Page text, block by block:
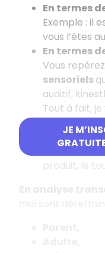
JE
En termes
Exemple : il
vous l’êtes
En termes
Vous
sensoriels
auditif,
Tout à fait,
Si j’entends
produit, le